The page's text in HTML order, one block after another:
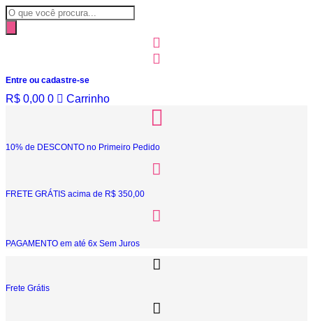
Ir
para
o
Pesquisar
produtos
Entre ou cadastre-se
R$ 0,00 0 Carrinho
10% de DESCONTO no Primeiro Pedido
FRETE GRÁTIS acima de R$ 350,00
PAGAMENTO em até 6x Sem Juros
Frete Grátis